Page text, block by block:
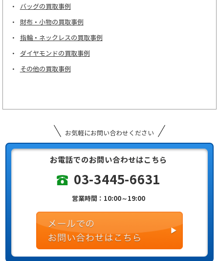
バッグの買取事例
財布・小物の買取事例
指輪・ネックレスの買取事例
ダイヤモンドの買取事例
その他の買取事例
お気軽にお問い合わせください
お電話でのお問い合わせはこちら
03-3445-6631
営業時間：10:00～19:00